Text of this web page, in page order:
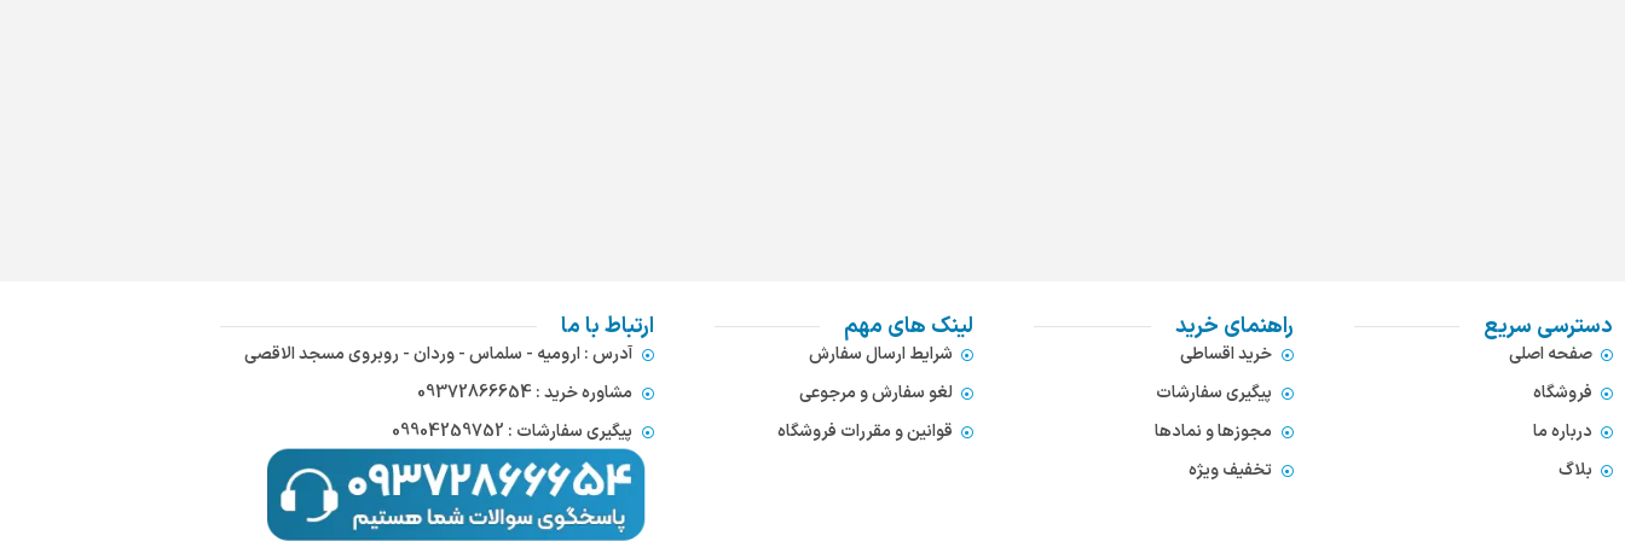
دسترسی سریع
صفحه اصلی
فروشگاه
درباره ما
بلاگ
راهنمای خرید
خرید اقساطی
پیگیری سفارشات
مجوزها و نمادها
تخفیف ویژه
لینک های مهم
شرایط ارسال سفارش
لغو سفارش و مرجوعی
قوانین و مقررات فروشگاه
ارتباط با ما
آدرس : ارومیه - سلماس - وردان - روبروی مسجد الاقصی
مشاوره خرید : 09372866654
پیگیری سفارشات : 09904259752